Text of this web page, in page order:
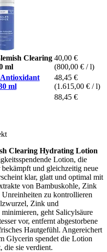
Clearing
ml
40,00 €
(800,00 € / l)
Antioxidant
ml
48,45 €
(1.615,00 € / l)
88,45 €
Clearing Hydrating Lotion
Lotion, die
und gleichzeitig neue
klar, glatt und optimal mit
von Bambuskohle, Zink
zu kontrollieren
Zink und
geht Salicylsäure
vor, entfernt abgestorbene
Hautgefühl. Angereichert
Glycerin spendet die Lotion
die sie verdient.